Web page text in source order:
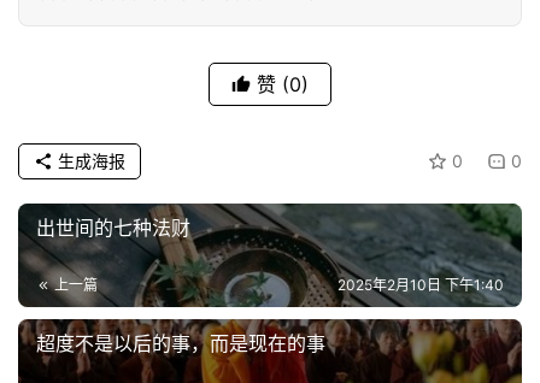
慈
佛
教
人
物
登录 注册
赞 (0)
0 0
生成海报
出世间的七种法财
上一篇 2025年2月10日 下午1:40
超度不是以后的事，而是现在的事